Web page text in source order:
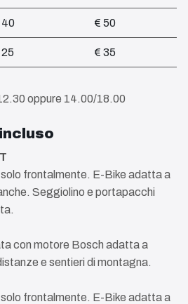
40 € 50
€ 35
oppure 14.00/18.00
frontalmente. E-Bike adatta a
Seggiolino e portapacchi
con motore Bosch adatta a
e sentieri di montagna.
frontalmente. E-Bike adatta a